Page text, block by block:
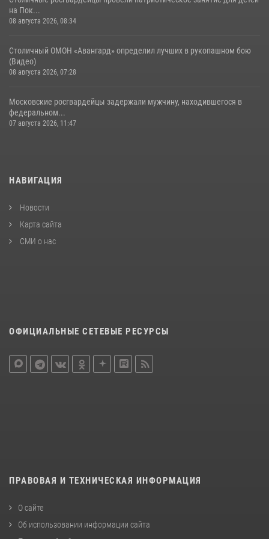
на Пок...
08 августа 2026, 08:34
Столичный ОМОН «Авангард» определил лучших в рукопашном бою
(Видео)
08 августа 2026, 07:28
Московские росгвардейцы задержали мужчину, находившегося в
федеральном...
07 августа 2026, 11:47
НАВИГАЦИЯ
Новости
Карта сайта
СМИ о нас
ОФИЦИАЛЬНЫЕ СЕТЕВЫЕ РЕСУРСЫ
ПРАВОВАЯ И ТЕХНИЧЕСКАЯ ИНФОРМАЦИЯ
О сайте
Об использовании информации сайта